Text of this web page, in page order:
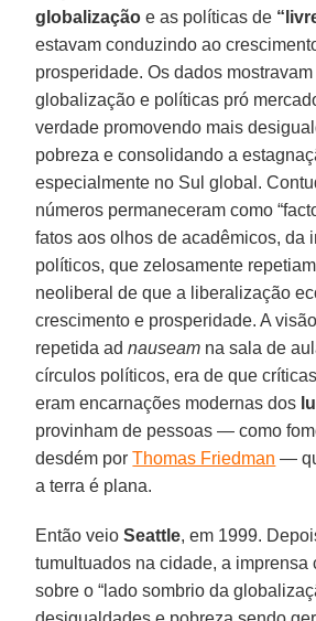
globalização e as políticas de
estavam conduzindo ao
prosperidade. Os dados mostravam
globalização e políticas pró
verdade promovendo mais
pobreza e consolidando a
especialmente no Sul global.
números permaneceram como
fatos aos olhos de acadêmicos, da
políticos, que zelosamente
neoliberal de que a liberalização
crescimento e prosperidade. A
repetida adnauseam na sala de
círculos políticos, era de que
eram encarnações modernas dos
provinham de pessoas — como
desdém porThomas Friedman —
a terra é plana.
Então veioSeattle, em 1999.
tumultuados na cidade, a imprensa
sobre o “lado sombrio da